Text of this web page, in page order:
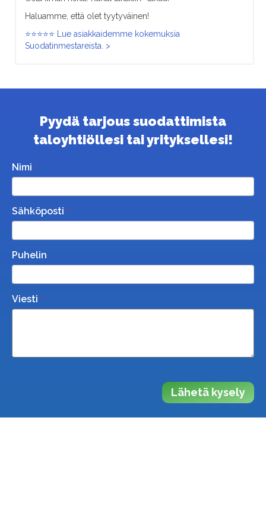
Haluamme, että olet tyytyväinen!
⭐⭐⭐⭐⭐ Lue asiakkaidemme kokemuksia
Suodatinmestareista. >
Pyydä tarjous suodattimista
taloyhtiöllesi tai yrityksellesi!
Nimi
Sähköposti
Puhelin
Viesti
Lähetä kysely